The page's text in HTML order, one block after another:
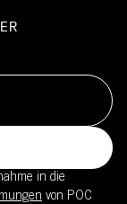
in die
von POC